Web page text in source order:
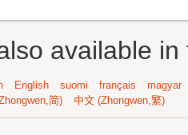
available
English suomi français
magyar
简) 中文 (Zhongwen,繁)